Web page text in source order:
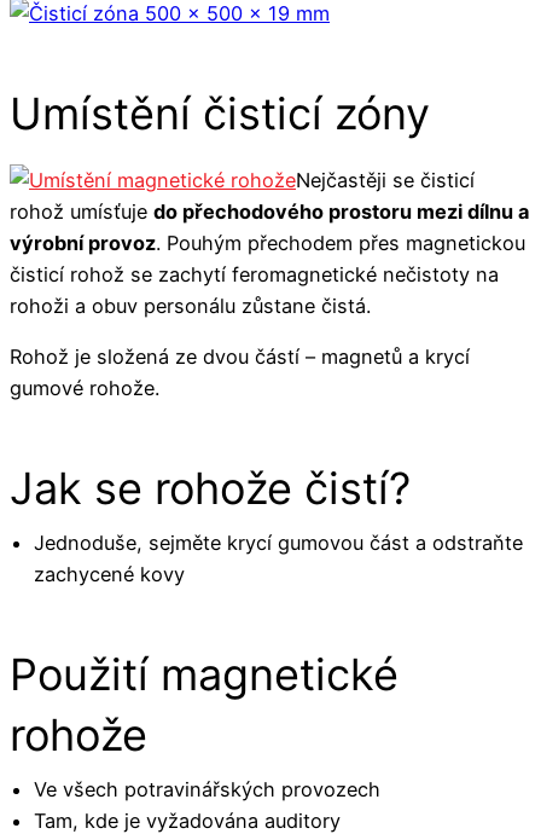
Umístění čisticí zóny
Nejčastěji se čisticí
rohož umísťuje do přechodového prostoru mezi dílnu a
výrobní provoz. Pouhým přechodem přes magnetickou
čisticí rohož se zachytí feromagnetické nečistoty na
rohoži a obuv personálu zůstane čistá.
Rohož je složená ze dvou částí – magnetů a krycí
gumové rohože.
Jak se rohože čistí?
Jednoduše, sejměte krycí gumovou část a odstraňte
zachycené kovy
Použití magnetické
rohože
Ve všech potravinářských provozech
Tam, kde je vyžadována auditory